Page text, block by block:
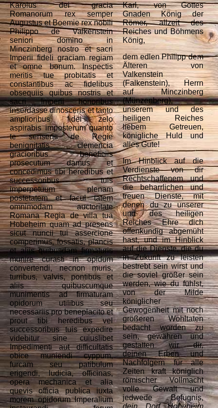
Karolus dei gracia
Romanorum rex semper
Augustus et Boemie rex nobili
Philippo de Valkenstein
seniori domino in
Minczinberg nostro et sacri
Imperii fideli graciam regiam
et omne bonum. Inspectis
meritis tue probitatis et
constantibus ac fidelibus
obsequiis quibus nostris et
sacri Imperii honoribus
inserdasse dinosceris et tanto
amplioribus fidei zelo
aspirabis imposterum quanto
te senseris de Regie
benignitatis clemencia
gracioribus beneficiis
prosecutum damus et
concedimus tibi heredibus et
successoribus tuis
imperpetuum plenam
postetatem et facul tatem
omnimodam auctoritate
Romana Regia de villa tua
Hobeheim quam ad presens
sicut nuncii tui assercione
comperimus, fossatis, plancis
et aliis quibusdam firmaturis
munire curasti in opidum
convertendi, necnon muris,
turribus, valvis, pontibus et
aliis quibuscumque
munimentis ad firmaturam
opidorum utilibus seu
necessariis pro beneplacito et
prout tibi heredibus vel
successoribus tuis expedire
videbitur sine cuiuslibet
Impedimenti aut difficultatis
obice muniendi cyppum,
furcam seu patibulum
erigendi, ludicia, officinas,
opera mechanica et alia
quevis officia publica iuxta
morem opidorum Imperalium
Karl, von Gottes
Gnaden König der
Römer, allzeit des
Reiches und Böhmens
König,
dem edlen Philipp dem
Älteren von
Valkenstein
(Falkenstein), Herrn
auf Minczinberg
(Münzenberg),
unserem und des
heiligen Reiches
liebem Getreuen,
königliche Huld und
alles Gute!
Im Hinblick auf die
Verdienste von dir
Rechtschaffenem und
die beharrlichen und
treuen Dienste, mit
denen du zu unserer
und des heiligen
Reiches Ehre dich
offenkundig abgemüht
hast, und im Hinblick
auf die Dienste, die du
in Zukunft zu leisten
bestrebt sein wirst und
die soviel größer sein
werden, wie du fühlst,
von der Milde
königlicher
Gewogenheit mit noch
größeren Wohltaten
bedacht worden zu
sein, gewähren und
gestatten wir dir,
deinen Erben und
Nachfolgern für alle
Zeiten kraft königlich
römischer Vollmacht
volle Gewalt und
jedwede Befugnis,
dein Dorf Hobeheim